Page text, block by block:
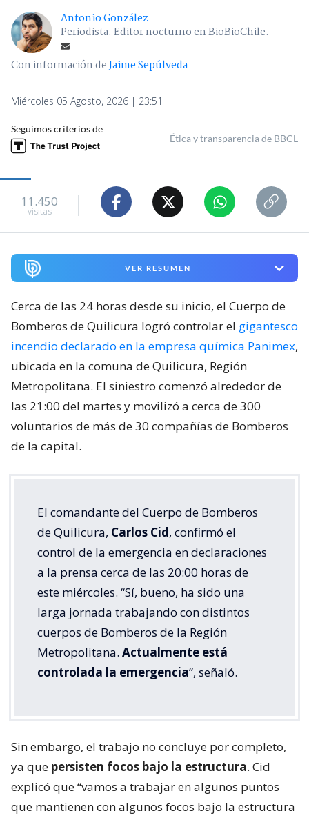
Antonio González
Periodista. Editor nocturno en BioBioChile.
Con información deJaime Sepúlveda
Miércoles 05 Agosto, 2026 | 23:51
Seguimos criterios de
Ética y transparencia de BBCL
11.450
visitas
VER RESUMEN
Cerca de las 24 horas desde su inicio, el Cuerpo de
Bomberos de Quilicura logró controlar el gigantesco
incendio declarado en la empresa química Panimex,
ubicada en la comuna de Quilicura, Región
Metropolitana. El siniestro comenzó alrededor de
las 21:00 del martes y movilizó a cerca de 300
voluntarios de más de 30 compañías de Bomberos
de la capital.
El comandante del Cuerpo de Bomberos
de Quilicura, Carlos Cid, confirmó el
control de la emergencia en declaraciones
a la prensa cerca de las 20:00 horas de
este miércoles. “Sí, bueno, ha sido una
larga jornada trabajando con distintos
cuerpos de Bomberos de la Región
Metropolitana. Actualmente está
controlada la emergencia”, señaló.
Sin embargo, el trabajo no concluye por completo,
ya que persisten focos bajo la estructura. Cid
explicó que “vamos a trabajar en algunos puntos
que mantienen con algunos focos bajo la estructura